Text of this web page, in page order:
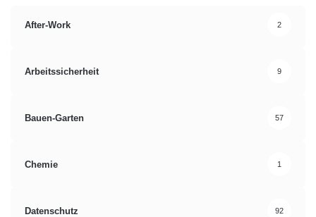
After-Work 2
Arbeitssicherheit 9
Bauen-Garten 57
Chemie 1
Datenschutz 92